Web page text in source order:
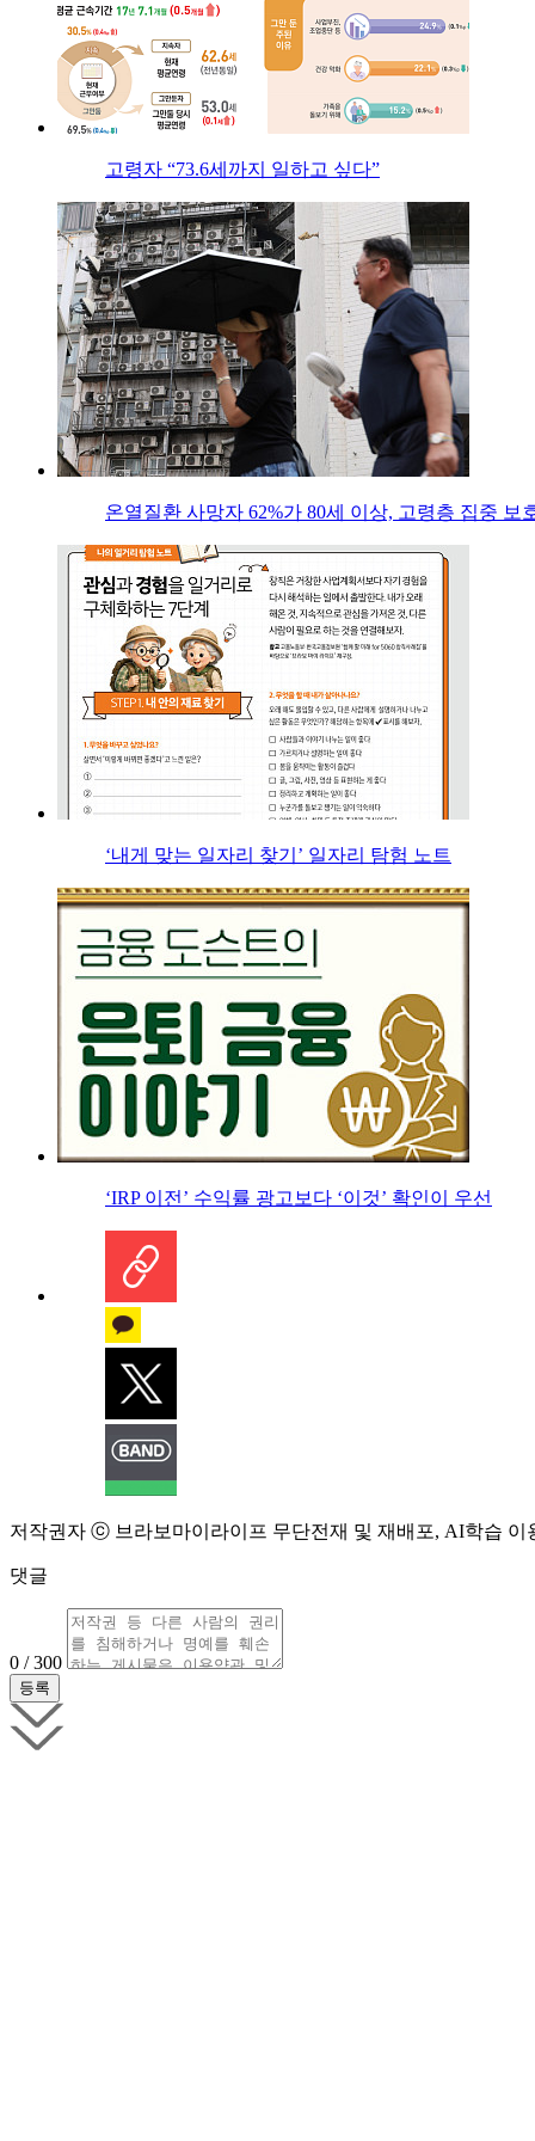
고령자 “73.6세까지 일하고 싶다”
온열질환 사망자 62%가 80세 이상, 고령층 집중 보
‘내게 맞는 일자리 찾기’ 일자리 탐험 노트
‘IRP 이전’ 수익률 광고보다 ‘이것’ 확인이 우선
저작권자 ⓒ 브라보마이라이프 무단전재 및 재배포, AI학습 이
댓글
0 / 300